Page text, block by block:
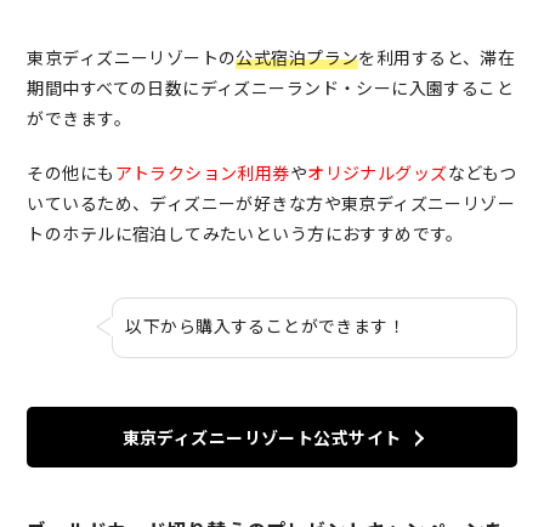
東京ディズニーリゾートの公式宿泊プランを利用すると、滞在
期間中すべての日数にディズニーランド・シーに入園すること
ができます。
その他にも アトラクション利用券やオリジナルグッズなどもつ
いているため、ディズニーが好きな方や東京ディズニーリゾー
トのホテルに宿泊してみたいという方におすすめです。
以下から購入することができます！
東京ディズニーリゾート公式サイト